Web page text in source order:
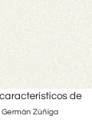
de
Germán Zúñiga